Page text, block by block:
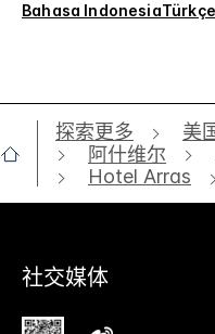
Bahasa IndonesiaTürkçe
探索更多 美
阿什维尔
Hotel Arras
社交媒体